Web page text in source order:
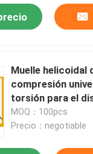
Muelle helicoidal
compresión
torsión para el
eléctrico
MOQ：100pcs
Precio：negotiable